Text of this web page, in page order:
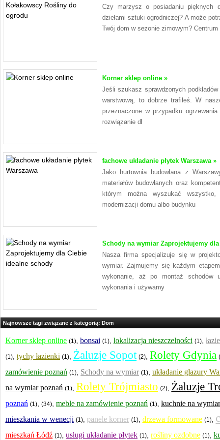
Czy marzysz o posiadaniu pięknych
dziełami sztuki ogrodniczej? A może
Twój dom w sezonie zimowym?
Korner sklep online »
Jeśli szukasz sprawdzonych
warstwową, to dobrze trafiłeś. W
przeznaczone w przypadku
rozwiązanie dl
fachowe układanie płytek Warszawa »
Jako hurtownia budowlana z
materiałów budowlanych oraz
którym można wyszukać
modernizacji domu albo budynku
Schody na wymiar Zaprojektujemy
Nasza firma specjalizuje się w
wymiar. Zajmujemy się każdym
wykonanie, aż po montaż schodów
wykonania i używamy
Najnowsze tagi związane z kategorią: Dom
Korner sklep online (1) bonsai (1) lokalizacja nieszczelności (1)
(1) tychy łazienki (1) Żaluzje Sopot (2) Rolety Gdynia
zamówienie poznań (1) Schody na wymiar (1) układanie glazury
na wymiar poznań (1) Rolety Trójmiasto (2) Żaluzje
poznań (1) (34) meble na zamówienie poznań (1) kuchnie na
mieszkania w wenecji (1) panele korner (1) drzewa formowane (1)
mieszkań Łódź (1) usługi układanie płytek (1) rośliny ozdobne (1)